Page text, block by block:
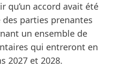
qu’un accord avait été
des parties prenantes
un ensemble de
qui entreront en
2027 et 2028.